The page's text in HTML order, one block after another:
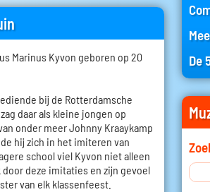
Marinus Kyvon geboren op 20
bij de Rotterdamsche
daar als kleine jongen op
onder meer Johnny Kraaykamp
hij zich in het imiteren van
school viel Kyvon niet alleen
door deze imitaties en zijn gevoel
van elk klassenfeest.
De